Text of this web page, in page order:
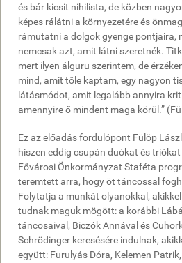
és bár kicsit nihilista, de közben
képes rálátni a környezetére és
rámutatni a dolgok gyenge pontjaira,
nemcsak azt, amit látni szeretnék.
mert ilyen álguru szerintem, de
mind, amit tőle kaptam, egy nagyon
látásmódot, amit legalább annyira
amennyire ő mindent maga körül.”
Ez az előadás fordulópont Fülöp
hiszen eddig csupán duókat és
Fővárosi Önkormányzat Staféta
teremtett arra, hogy öt táncossal
Folytatja a munkát olyanokkal,
tudnak maguk mögött: a korábbi
táncosaival, Biczók Annával és
Schrödinger keresésére indulnak,
együtt: Furulyás Dóra, Kelemen
Schrödingerre
várva
című
előadásba
zárta,
amelyben
járja
körül
mismásolt
dolgainkat.